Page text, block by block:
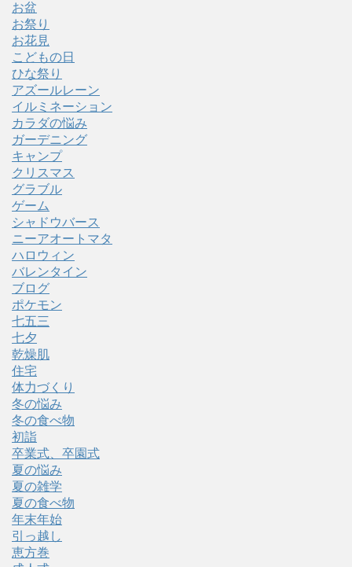
お盆
お祭り
お花見
こどもの日
ひな祭り
アズールレーン
イルミネーション
カラダの悩み
ガーデニング
キャンプ
クリスマス
グラブル
ゲーム
シャドウバース
ニーアオートマタ
ハロウィン
バレンタイン
ブログ
ポケモン
七五三
七夕
乾燥肌
住宅
体力づくり
冬の悩み
冬の食べ物
初詣
卒業式、卒園式
夏の悩み
夏の雑学
夏の食べ物
年末年始
引っ越し
恵方巻